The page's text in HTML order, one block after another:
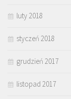
luty 2018
styczeń 2018
grudzień 2017
listopad 2017